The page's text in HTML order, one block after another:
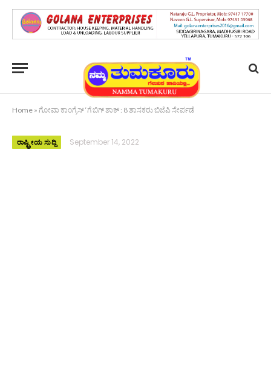
Home » ಗೋವಾ ಕಾಂಗ್ರೆಸ್ ‘ಗೆ ಬಿಗ್ ಶಾಕ್ : 8 ಶಾಸಕರು ಬಿಜೆಪಿ ಸೇರ್ಪಡೆ
ರಾಷ್ಟ್ರೀಯ ಸುದ್ದಿ September 14, 2022